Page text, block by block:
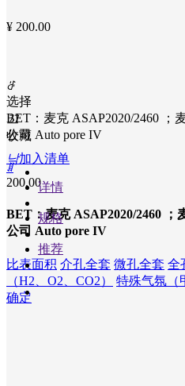
们
积
分
商
城
¥ 200.00
ꁕ
选择
BET：麦克 ASAP2020/2460 ；
公司 Auto pore IV
ꁲ
200.00
BET：麦克 ASAP2020/2460 ；
公司 Auto pore IV
比表面积 介孔全套 微孔全套 全
（H2、O2、CO2）
特殊气氛（
确定
끄
收藏
낙加入清单
详情
规格
推荐